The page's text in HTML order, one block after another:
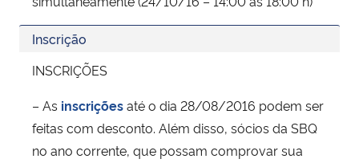
Inscrição
INSCRIÇÕES
– As inscriçõesaté o dia 28/08/2016 podem ser
feitas com desconto. Além disso, sócios da SBQ
no ano corrente, que possam comprovar sua